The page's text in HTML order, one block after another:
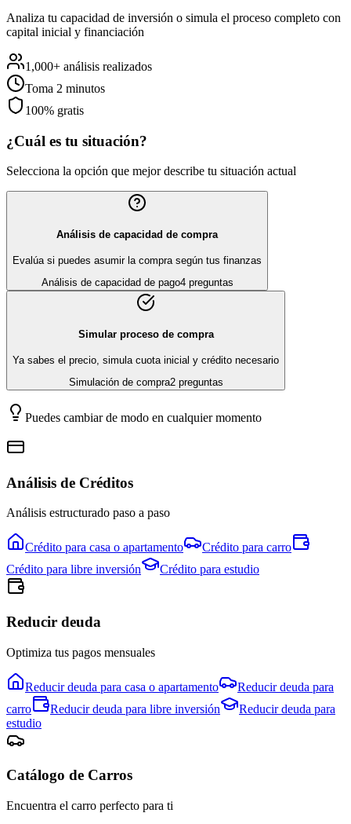
Analiza tu capacidad de inversión o simula el proceso completo con
capital inicial y financiación
1,000+ análisis realizados
Toma 2 minutos
100% gratis
¿Cuál es tu situación?
Selecciona la opción que mejor describe tu situación actual
Análisis de capacidad de compra
Evalúa si puedes asumir la compra según tus finanzas
Análisis de capacidad de pago4 preguntas
Simular proceso de compra
Ya sabes el precio, simula cuota inicial y crédito necesario
Simulación de compra2 preguntas
Puedes cambiar de modo en cualquier momento
Análisis de Créditos
Análisis estructurado paso a paso
Crédito para casa o apartamento Crédito para carro
Crédito para libre inversión Crédito para estudio
Reducir deuda
Optimiza tus pagos mensuales
Reducir deuda para casa o apartamento
Reducir deuda para
carro
Reducir deuda para libre inversión
Reducir deuda para
estudio
Catálogo de Carros
Encuentra el carro perfecto para ti